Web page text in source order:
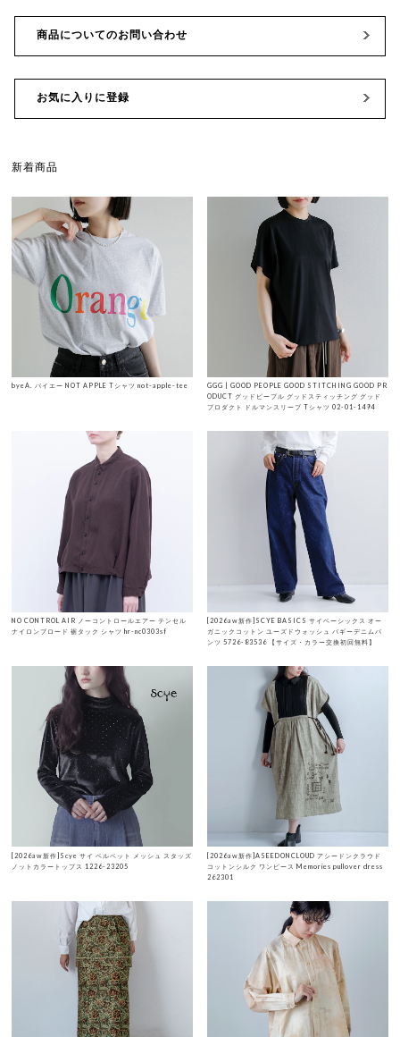
商品についてのお問い合わせ
お気に入りに登録
新着商品
byeA. バイエー NOT APPLE Tシャツ not-apple-tee
GGG | GOOD PEOPLE GOOD STITCHING GOOD PR
ODUCT グッドピープル グッドスティッチング グッド
プロダクト ドルマンスリーブ Tシャツ 02-01-1494
NO CONTROL AIR ノーコントロールエアー テンセル
ナイロンブロード 裾タック シャツ hr-nc0303sf
[2026aw新作]SCYE BASICS サイベーシックス オー
ガニックコットン ユーズドウォッシュ バギーデニムパ
ンツ 5726-83536 【サイズ・カラー交換初回無料】
[2026aw新作]Scye サイ ベルベット メッシュ スタッズ
ノットカラートップス 1226-23205
[2026aw新作]ASEEDONCLOUD アシードンクラウド
コットンシルク ワンピース Memories pullover dress
262301